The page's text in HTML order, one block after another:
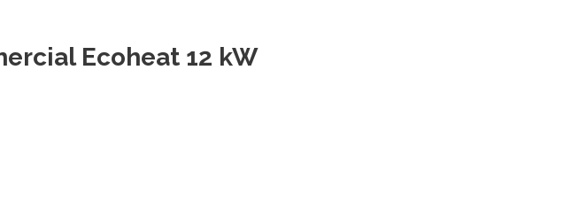
Ecoheat 12 kW